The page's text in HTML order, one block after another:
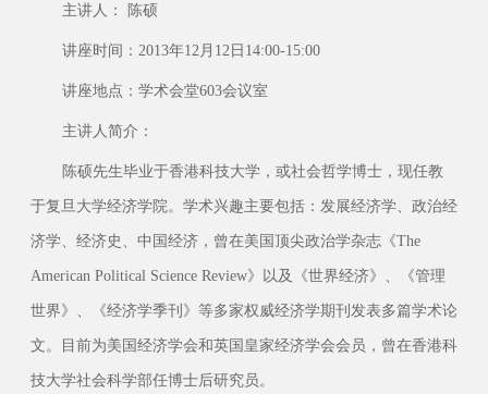
主讲人： 陈硕
讲座时间：2013年12月12日14:00-15:00
讲座地点：学术会堂603会议室
主讲人简介：
陈硕先生毕业于香港科技大学，或社会哲学博士，现任教
于复旦大学经济学院。学术兴趣主要包括：发展经济学、政治经
济学、经济史、中国经济，曾在美国顶尖政治学杂志《The
American Political Science Review》以及《世界经济》、《管理
世界》、《经济学季刊》等多家权威经济学期刊发表多篇学术论
文。目前为美国经济学会和英国皇家经济学会会员，曾在香港科
技大学社会科学部任博士后研究员。